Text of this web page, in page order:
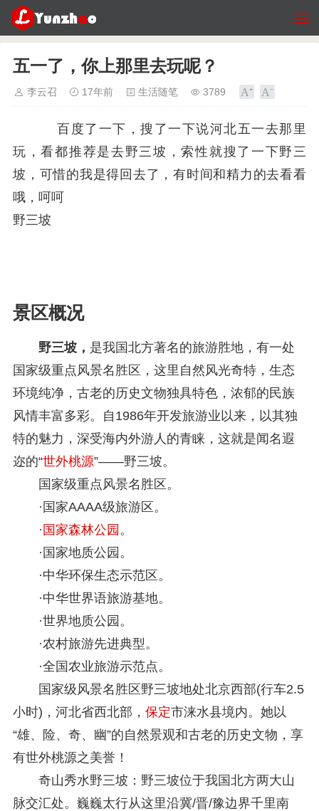
五一了，你上那里去玩呢？
李云召 17年前 生活随笔 3789
百度了一下，搜了一下说河北五一去那里
玩，看都推荐是去野三坡，索性就搜了一下野三
坡，可惜的我是得回去了，有时间和精力的去看看
哦，呵呵
野三坡
景区概况
野三坡， 是我国北方著名的旅游胜地，有一处
国家级重点风景名胜区，这里自然风光奇特，生态
环境纯净，古老的历史文物独具特色，浓郁的民族
风情丰富多彩。自1986年开发旅游业以来，以其独
特的魅力，深受海内外游人的青睐，这就是闻名遐
迩的“世外桃源”——野三坡。
国家级重点风景名胜区。
·国家AAAA级旅游区。
· 国家森林公园 。
·国家地质公园。
·中华环保生态示范区。
·中华世界语旅游基地。
·世界地质公园。
·农村旅游先进典型。
·全国农业旅游示范点。
国家级风景名胜区野三坡地处北京西部(行车2.5
小时)，河北省西北部， 保定市涞水县境内。她以
“雄、险、奇、幽”的自然景观和古老的历史文物，享
有世外桃源之美誉！
奇山秀水野三坡：野三坡位于我国北方两大山
脉交汇处。巍巍太行从这里沿冀/晋/豫边界千里南